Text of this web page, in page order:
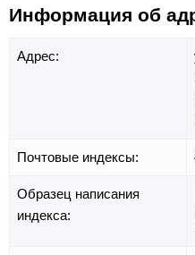
Информация об
Адрес:
Почтовые индексы:
Образец написания
индекса: